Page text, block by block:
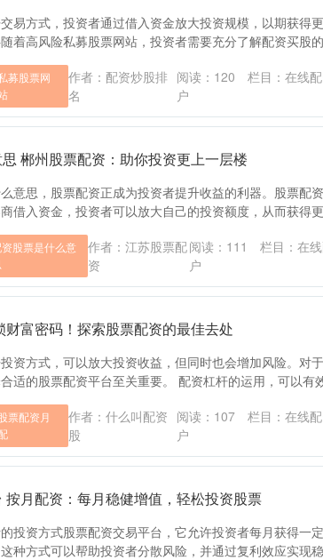
易方式，投资者通过借入资金放大投资规模，以期获得更
着高风险私募股票网站，投资者需要充分了解配资买股
募股票网
作者：配资炒股排
名
阅读： 120 栏目： 在线
户
郴州股票配资：助你投资更上一层楼
意思，股票配资正成为投资者提升收益的利器。股票配
借入资金，投资者可以放大自己的投资额度，从而获得
资股票是什么意
作者：江苏股票配
资
阅读： 111 栏目：在
户
财富密码！探索股票配资的最佳去处
资方式，可以放大投资收益，但同时也会增加风险。对
适的股票配资平台至关重要。 配资杠杆的运用，可以有
票配资月
作者：什么叫配资
股
阅读： 107 栏目： 在线
户
按月配资：每月稳健增值，轻松投资股票
投资方式股票配资交易平台，它允许投资者每月获得一
种方式可以帮助投资者分散风险，并通过复利效应实现稳